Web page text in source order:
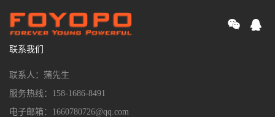
联系我们
联系人：蒲先生
服务热线：158-1686-8491
电子邮箱：1660780726@qq.com